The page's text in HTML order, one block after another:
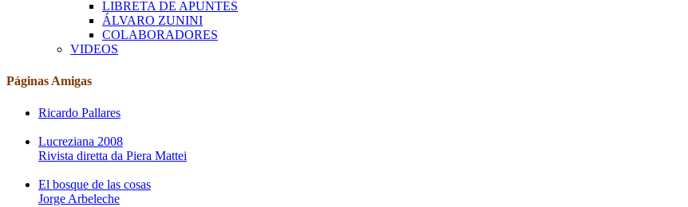
LIBRETA DE APUNTES
ÁLVARO ZUNINI
COLABORADORES
VIDEOS
Páginas Amigas
Ricardo Pallares
Lucreziana 2008
Rivista diretta da Piera Mattei
El bosque de las cosas
Jorge Arbeleche